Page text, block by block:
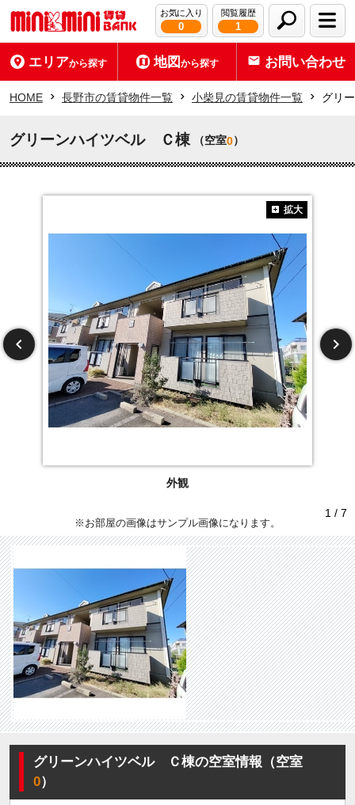
お気に入り
0
閲覧履歴
1
エリアから探す 地図から探す お問い合わせ
HOME 長野市の賃貸物件一覧 小柴見の賃貸物件一覧 グリ
グリーンハイツベル Ｃ棟 （空室0）
外観
拡大
1 / 7
※お部屋の画像はサンプル画像になります。
グリーンハイツベル Ｃ棟の空室情報（空室
0）